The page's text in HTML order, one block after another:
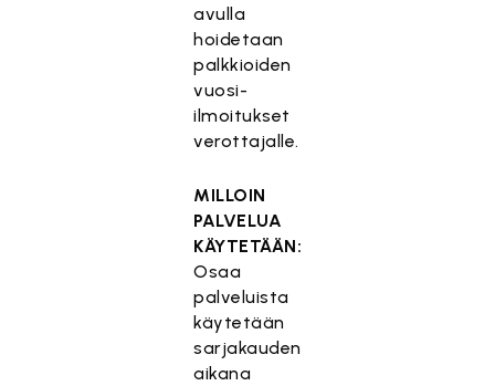
avulla
hoidetaan
palkkioiden
vuosi-
ilmoitukset
verottajalle.
MILLOIN
PALVELUA
KÄYTETÄÄN:
Osaa
palveluista
käytetään
sarjakauden
aikana